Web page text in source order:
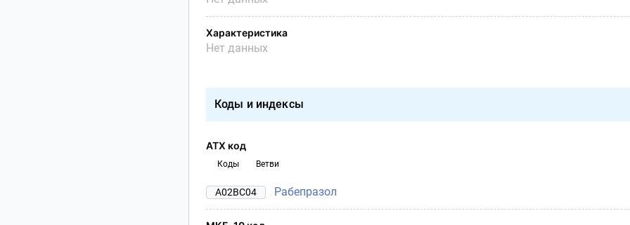
Характеристика
Нет данных
Коды и индексы
АТХ код
Коды Ветви
A02BC04 Рабепразол